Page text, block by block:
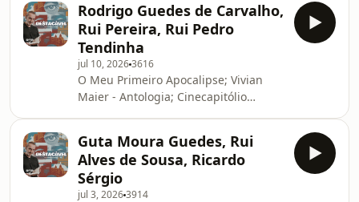
omnystudio.com/listener for privacy
information.
Rodrigo Guedes de Carvalho,
Rui Pereira, Rui Pedro
Tendinha
jul 10, 20263616
O Meu Primeiro Apocalipse; Vivian
Maier - Antologia; Cinecapitólio
Guta Moura Guedes, Rui
Alves de Sousa, Ricardo
Sérgio
jul 3, 20263914